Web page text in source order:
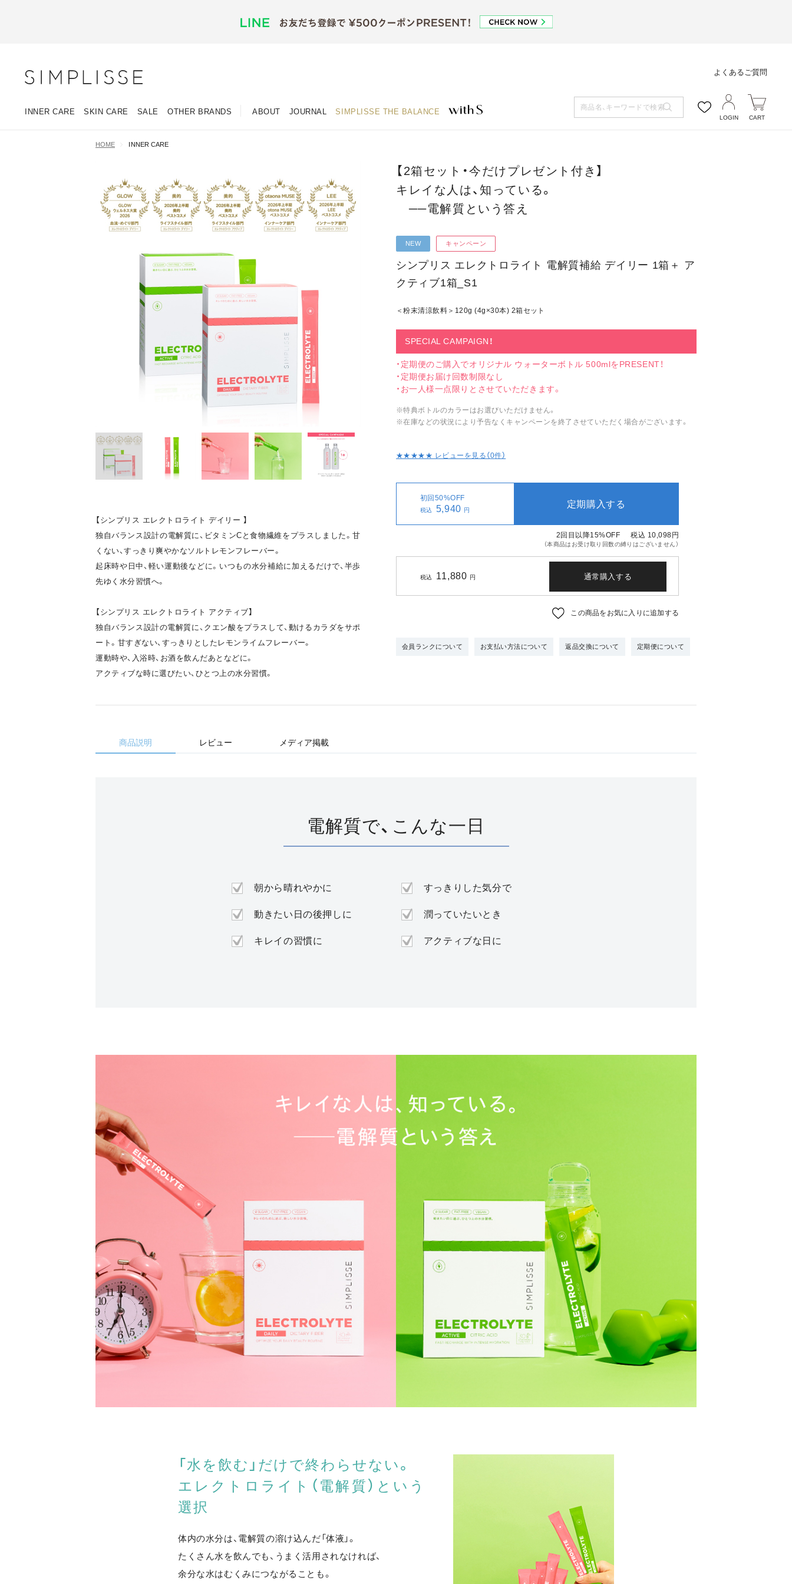
INNER CARE SKIN CARE SALE OTHER BRANDS ABOUT JOURNAL SIMPLISSE THE BALANCE
よくあるご質問
LOGIN CART
HOME INNER CARE
【シンプリス エレクトロライト デイリー 】
独自バランス設計の電解質に、ビタミンCと食物繊維をプラスしました。甘
くない、すっきり爽やかなソルトレモンフレーバー。
起床時や日中、軽い運動後などに。いつもの水分補給に加えるだけで、半歩
先ゆく水分習慣へ。
【シンプリス エレクトロライト アクティブ】
独自バランス設計の電解質に、クエン酸をプラスして、動けるカラダをサポ
ート。甘すぎない、すっきりとしたレモンライムフレーバー。
運動時や、入浴時、お酒を飲んだあとなどに。
アクティブな時に選びたい、ひとつ上の水分習慣。
【2箱セット・今だけプレゼント付き】
キレイな人は、知っている。
──電解質という答え
NEW キャンペーン
シンプリス エレクトロライト 電解質補給 デイリー 1箱＋ ア
クティブ1箱_S1
＜粉末清涼飲料＞120g (4g×30本) 2箱セット
SPECIAL CAMPAIGN！
・定期便のご購入でオリジナル ウォーターボトル 500mlをPRESENT！
・定期便お届け回数制限なし
・お一人様一点限りとさせていただきます。
※特典ボトルのカラーはお選びいただけません。
※在庫などの状況により予告なくキャンペーンを終了させていただく場合がございます。
★★★★★ レビューを見る（0件）
初回50%OFF
税込 5,940 円
定期購入する
2回目以降15%OFF 税込 10,098 円
（本商品はお受け取り回数の縛りはございません）
税込 11,880 円 通常購入する
この商品をお気に入りに追加する
会員ランクについて お支払い方法について 返品交換について 定期便について
商品説明 レビュー メディア掲載
電解質で、こんな一日
朝から晴れやかに すっきりした気分で
動きたい日の後押しに 潤っていたいとき
キレイの習慣に アクティブな日に
「水を飲む」だけで終わらせない。
エレクトロライト（電解質）という
選択
体内の水分は、電解質の溶け込んだ「体液」。
たくさん水を飲んでも、うまく活用されなければ、
余分な水はむくみにつながることも。